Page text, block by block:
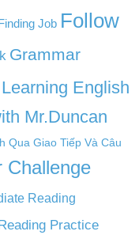
Finding Job Follow
Grammar
Learning English
Mr.Duncan
Qua Giao Tiếp Và Câu
Challenge
Reading
Practice